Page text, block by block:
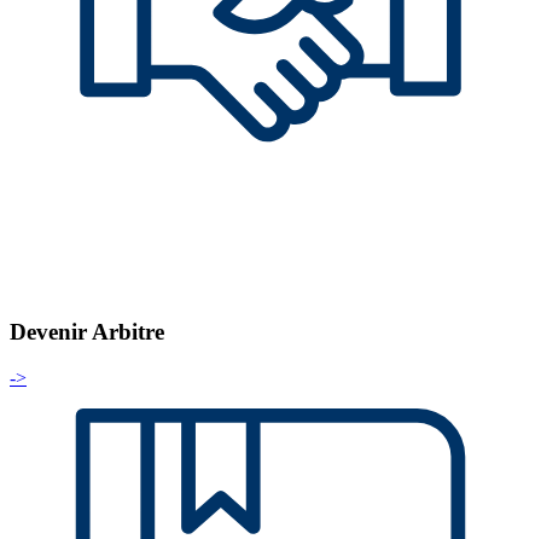
Devenir Arbitre
->